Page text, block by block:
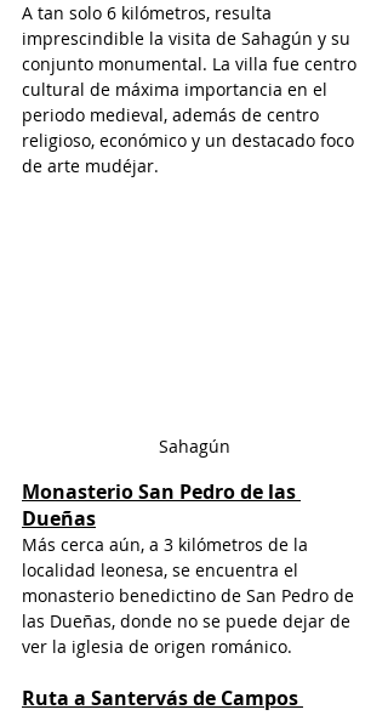
A tan solo 6 kilómetros, resulta
imprescindible la visita de Sahagún y su
conjunto monumental. La villa fue centro
cultural de máxima importancia en el
periodo medieval, además de centro
religioso, económico y un destacado foco
de arte mudéjar.
Sahagún
Monasterio San Pedro de las
Dueñas
Más cerca aún, a 3 kilómetros de la
localidad leonesa, se encuentra el
monasterio benedictino de San Pedro de
las Dueñas, donde no se puede dejar de
ver la iglesia de origen románico.
Ruta a Santervás de Campos